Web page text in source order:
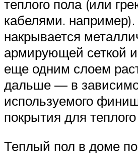
теплого пола (или
кабелями. например).
накрывается
армирующей сеткой
еще одним слоем
дальше — в
используемого
покрытия для
Теплый пол в доме